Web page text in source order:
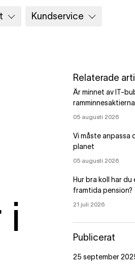
Kundservice
i
Relaterade
Är minnet av IT-
05 augusti 2026
Vi måste anpassa
planet
05 augusti 2026
Hur bra koll har
framtida pension?
21 juli 2026
Publicerat
25 september